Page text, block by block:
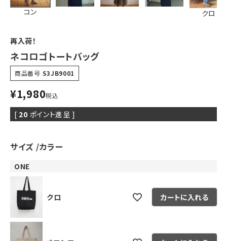
コン クロ
再入荷！
ネコロゴトートバッグ
商品番号 S3JB9001
¥1,980税込
[ 20 ポイント進呈 ]
サイズ カラー
ONE
クロ カートに入れる